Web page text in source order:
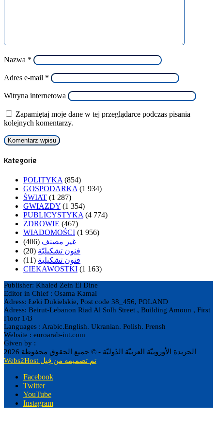
Nazwa *
Adres e-mail *
Witryna internetowa
Zapamiętaj moje dane w tej przeglądarce podczas pisania
kolejnych komentarzy.
Kategorie
POLITYKA (854)
GOSPODARKA (1 934)
ŚWIAT (1 287)
GWIAZDY (1 354)
PUBLICYSTYKA (4 774)
ZDROWIE (467)
WIADOMOŚCI (1 956)
غير مصنف (406)
فنون تشكيليّة (20)
فنون تشكيلية (11)
CIEKAWOSTKI (1 163)
Publisher: Khaled Zein El Dine
Editor in Chief : Osama Kamal
Adress: Łeki Dukielskie, Post code 38_456, POLAND
Adress: Beirut-Lebanon Riad Al Solh Street , Building Amoun , First
Floor 1/B
Languages : Arabic.English. Ukranian. Polish. Frensh
Website : euroarab-int.com
Given by :
Webs2Host تم تصميمه من قِبل
Facebook
Twitter
YouTube
Instagram